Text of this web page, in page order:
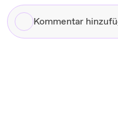
Kommentar
hinzufügen